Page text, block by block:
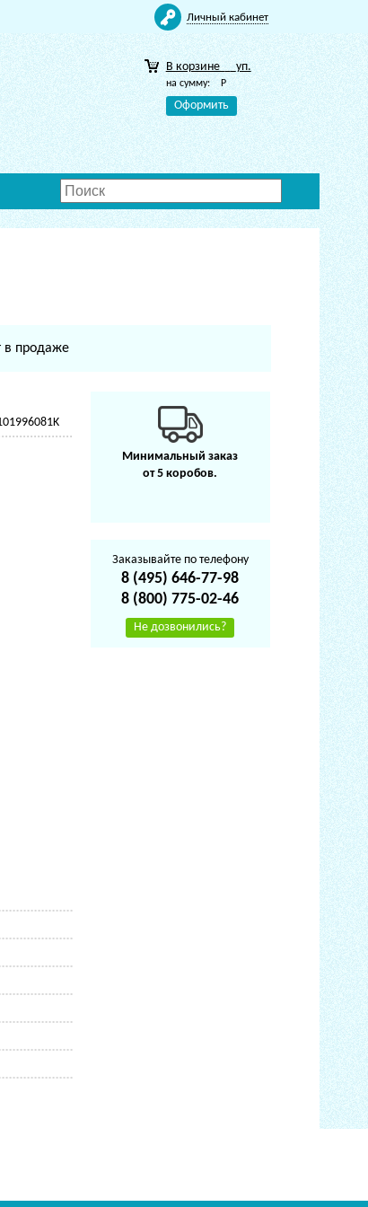
Личный кабинет
В корзине уп.
на сумму: Р
Оформить
в продаже
Минимальный заказ
от 5 коробов.
Заказывайте по телефону
8 (495) 646-77-98
8 (800) 775-02-46
Не дозвонились?